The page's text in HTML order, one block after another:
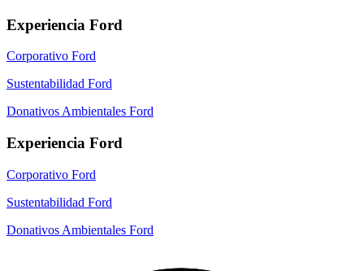
Experiencia Ford
Corporativo Ford
Sustentabilidad Ford
Donativos Ambientales Ford
Experiencia Ford
Corporativo Ford
Sustentabilidad Ford
Donativos Ambientales Ford